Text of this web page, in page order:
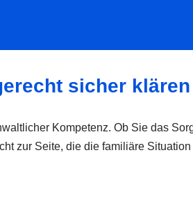
sicher
Kompetenz. Ob Sie das
zur Seite, die die familiäre